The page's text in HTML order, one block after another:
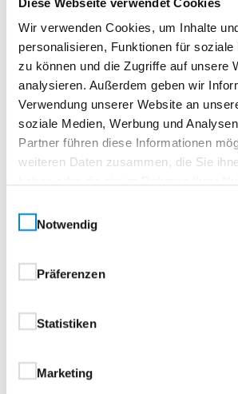
Wir verwenden Cookies, um Inhalte
personalisieren, Funktionen für soziale
zu können und die Zugriffe auf unsere
analysieren. Außerdem geben wir
Verwendung unserer Website an
soziale Medien, Werbung und
Partner führen diese Informationen
weiteren Daten zusammen, die Sie
Notwendig
Präferenzen
Statistiken
Marketing
Sollten Sie Übernachtungen
uns dies bitte bei der Buchung
organisieren gern ein Hotel. Die
direkt im Hotel.
Seminarnummer
410-26-1148-1
Zeit
Ort
Storchenweg 13, Gewerbering Ost,
Anfahrt Seminarzentrum